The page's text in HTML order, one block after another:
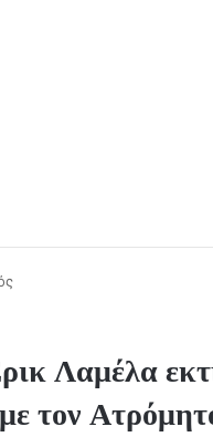
Λαμέλα
τον